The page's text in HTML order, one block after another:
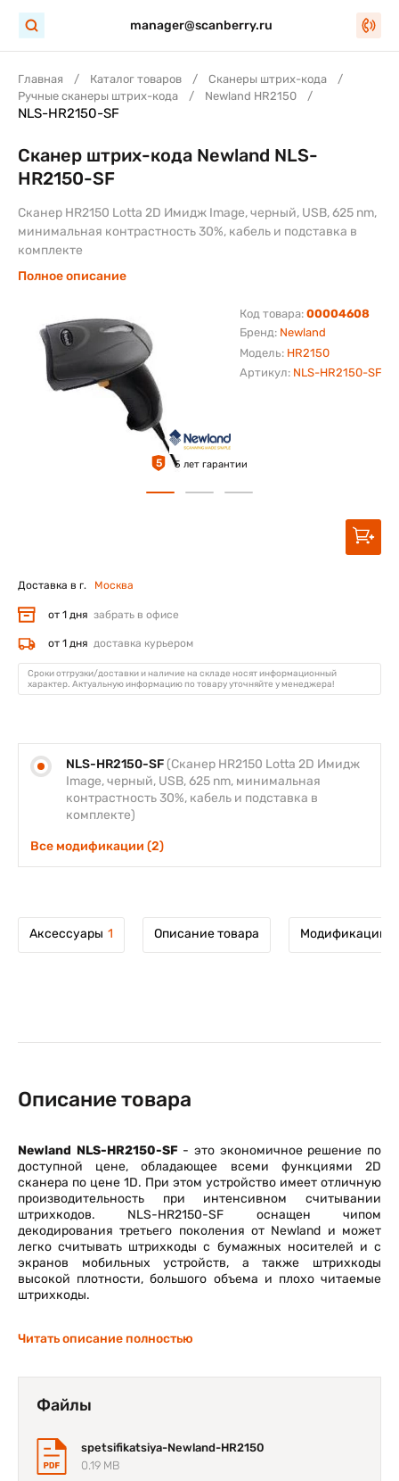
manager@scanberry.ru
Главная Каталог товаров
Сканеры штрих-кода
Ручные сканеры штрих-кода
Newland HR2150
NLS-HR2150-SF
Бренд: Newland
Модель: HR2150
Код товара: 00004608
Артикул: NLS-HR2150-SF
Сканер штрих-кода Newland NLS-
HR2150-SF
Сканер HR2150 Lotta 2D Имидж Image, черный, USB, 625 nm,
минимальная контрастность 30%, кабель и подставка в
комплекте
Полное описание
5 5 лет гарантии
NLS-HR2150-SF (Сканер HR2150 Lotta 2D Имидж
Image, черный, USB, 625 nm, минимальная
контрастность 30%, кабель и подставка в
комплекте)
Все модификации (2)
Доставка в г. Москва
от 1 дня забрать в офисе
от 1 дня доставка курьером
Сроки отгрузки/доставки и наличие на складе носят информационный
характер. Актуальную информацию по товару уточняйте у менеджера!
Аксессуары 1 Описание товара Модификации
Описание товара
Newland NLS-HR2150-SF - это экономичное решение по
доступной цене, обладающее всеми функциями 2D
сканера по цене 1D. При этом устройство имеет отличную
производительность при интенсивном считывании
штрихкодов. NLS-HR2150-SF оснащен чипом
декодирования третьего поколения от Newland и может
легко считывать штрихкоды с бумажных носителей и с
экранов мобильных устройств, а также штрихкоды
высокой плотности, большого объема и плохо читаемые
штрихкоды.
Читать описание полностью
Файлы
spetsifikatsiya-Newland-HR2150
0.19 MB